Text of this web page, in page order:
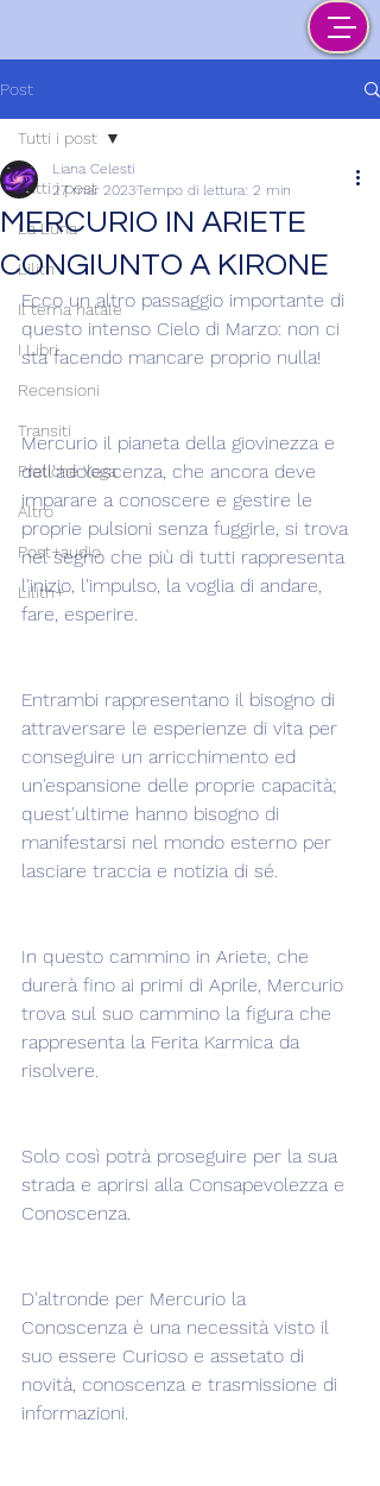
Post
Tutti i post
La Luna
Lilith
Il tema natale
I Libri
Recensioni
Transiti
Pratiche Yoga
Altro
Post+audio
Lilith+
Tutti i post
MERCURIO IN ARIETE
CONGIUNTO A KIRONE
Liana Celesti
27 mar 2023Tempo di lettura: 2 min
Ecco un altro passaggio importante di
questo intenso Cielo di Marzo: non ci
sta facendo mancare proprio nulla!
Mercurio il pianeta della giovinezza e
dell'adolescenza, che ancora deve
imparare a conoscere e gestire le
proprie pulsioni senza fuggirle, si trova
nel segno che più di tutti rappresenta
l'inizio, l'impulso, la voglia di andare,
fare, esperire.
Entrambi rappresentano il bisogno di
attraversare le esperienze di vita per
conseguire un arricchimento ed
un'espansione delle proprie capacità;
quest'ultime hanno bisogno di
manifestarsi nel mondo esterno per
lasciare traccia e notizia di sé.
In questo cammino in Ariete, che
durerà fino ai primi di Aprile, Mercurio
trova sul suo cammino la figura che
rappresenta la Ferita Karmica da
risolvere.
Solo così potrà proseguire per la sua
strada e aprirsi alla Consapevolezza e
Conoscenza.
D'altronde per Mercurio la
Conoscenza è una necessità visto il
suo essere Curioso e assetato di
novità, conoscenza e trasmissione di
informazioni.